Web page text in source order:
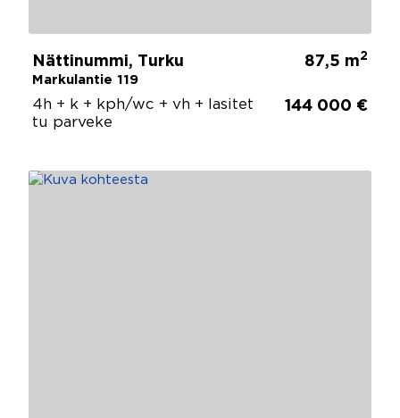
Nättinummi, Turku
Markulantie 119
87,5 m2
4h + k + kph/wc + vh + lasitet
tu parveke
144 000 €